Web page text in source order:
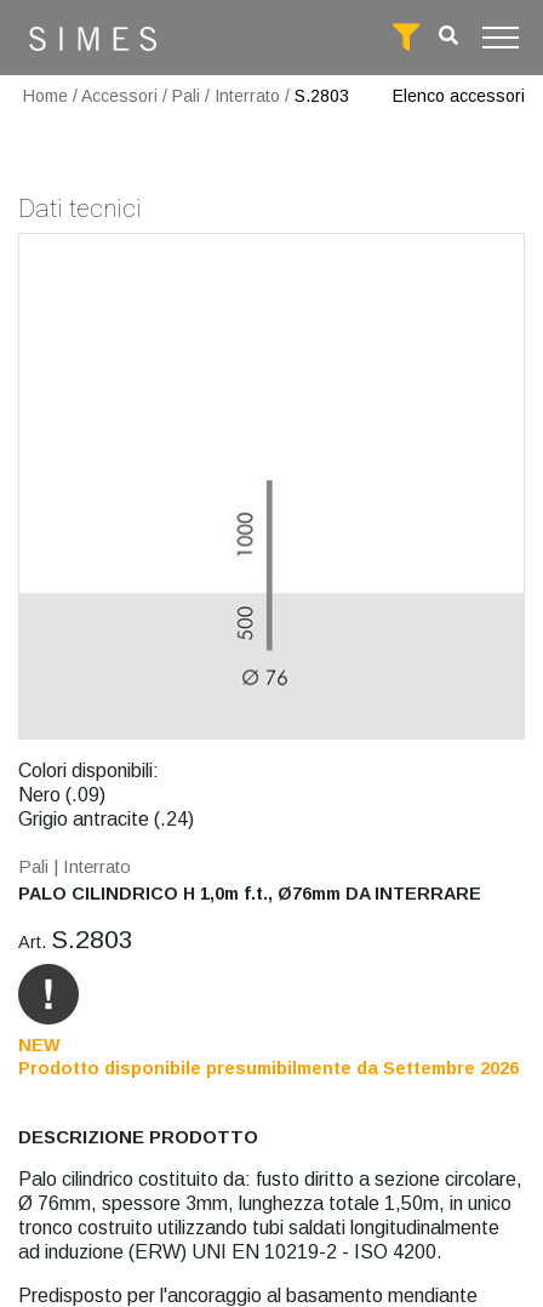
Home /Accessori / Pali / Interrato / S.2803 Elenco accessori
Dati tecnici
Colori disponibili:
Nero (.09)
Grigio antracite (.24)
Pali | Interrato
PALO CILINDRICO H 1,0m f.t., Ø76mm DA INTERRARE
Art. S.2803
NEW
Prodotto disponibile presumibilmente da Settembre 2026
DESCRIZIONE PRODOTTO
Palo cilindrico costituito da: fusto diritto a sezione circolare,
Ø 76mm, spessore 3mm, lunghezza totale 1,50m, in unico
tronco costruito utilizzando tubi saldati longitudinalmente
ad induzione (ERW) UNI EN 10219-2 - ISO 4200.
Predisposto per l'ancoraggio al basamento mendiante